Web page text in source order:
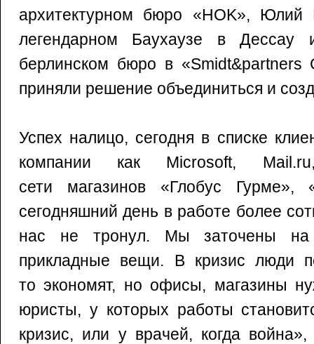
архитектурном бюро «HOK», Юлий
легендарном Баухаузе в
берлинском бюро в «Smidt&partners
приняли решение объединиться и
Успех налицо, сегодня в списке
компании как Microsoft,
сети магазинов «Глобус
сегодняшний день в работе более
нас не тронул. Мы заточены на
прикладные вещи. В кризис люди
то экономят, но офисы, магазины
юристы, у которых работы
кризис, или у врачей, когда